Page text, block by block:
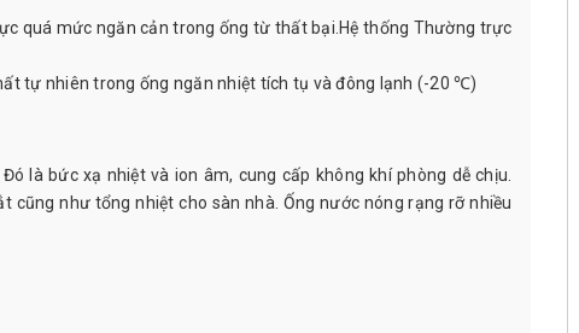
quá mức ngăn cản trong ống từ thất bại.Hệ thống Thường trực
tự nhiên trong ống ngăn nhiệt tích tụ và đông lạnh (-20 ℃)
là bức xạ nhiệt và ion âm, cung cấp không khí phòng dễ chịu.
cũng như tổng nhiệt cho sàn nhà. Ống nước nóng rạng rỡ nhiều